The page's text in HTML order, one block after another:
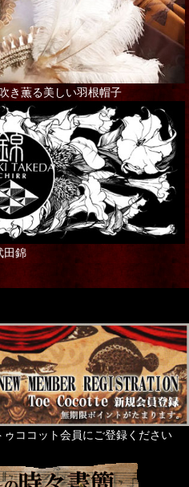
き薫る美しい羽根帽子
田錦
ココット会員にご登録ください